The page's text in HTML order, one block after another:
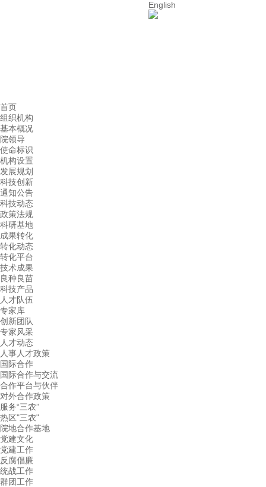
English
首页
组织机构
基本概况
院领导
使命标识
机构设置
发展规划
科技创新
通知公告
科技动态
政策法规
科研基地
成果转化
转化动态
转化平台
技术成果
良种良苗
科技产品
人才队伍
专家库
创新团队
专家风采
人才动态
人事人才政策
国际合作
国际合作与交流
合作平台与伙伴
对外合作政策
服务“三农”
热区"三农"
院地合作基地
党建文化
党建工作
反腐倡廉
统战工作
群团工作